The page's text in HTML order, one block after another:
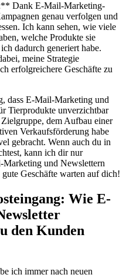
Dank E-Mail-Marketing-
genau verfolgen und
Ich kann sehen, wie viele
welche ​Produkte sie
‍dadurch generiert⁤ habe.⁢
meine⁤ Strategie
erfolgreichere Geschäfte‍ zu⁢
dass E-Mail-Marketing​ und
Tierprodukte unverzichtbar
dem Aufbau einer
Verkaufsförderung habe
gebracht. Wenn auch du in
kann ‍ich dir ​nur
und Newslettern
Geschäfte warten auf dich!
Wie E-
den Kunden‍
ich immer nach neuen